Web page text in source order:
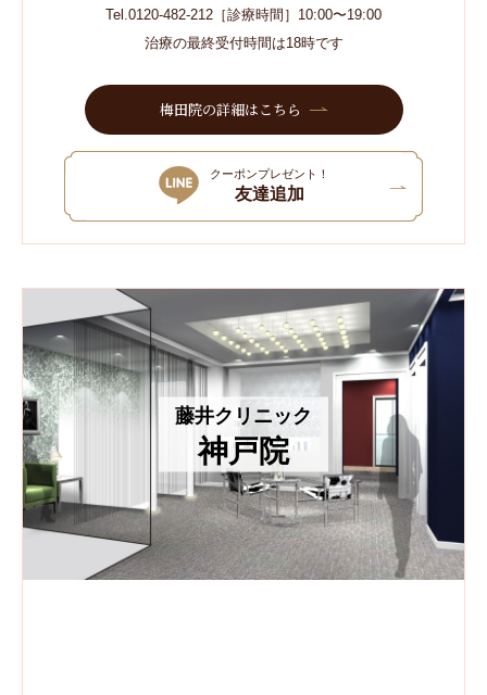
Tel.0120-482-212［診療時間］10:00〜19:00
治療の最終受付時間は18時です
梅田院の詳細はこちら
クーポンプレゼント！
友達追加
藤井クリニック
神戸院